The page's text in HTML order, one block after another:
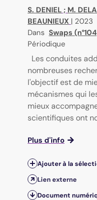
S. DENIEL ; M.
BEAUNIEUX | 2023
Dans Swaps
Périodique
Les conduites
nombreuses
l'objectif est de
mécanismes qui
mieux
scientifiques ont
Plus d'info
Ajouter à la
Lien externe
Document